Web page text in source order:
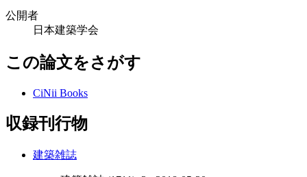
公開者
日本建築学会
この論文をさがす
CiNii Books
収録刊行物
建築雑誌